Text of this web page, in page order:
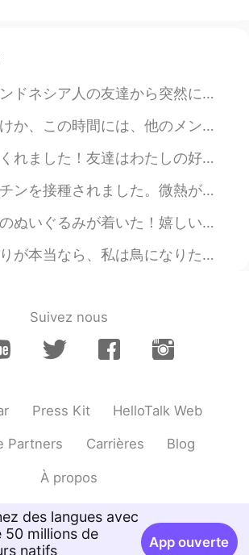
いました！彼は12年間ぐらい私の友達です。あの頃は、私たちはめっちゃ貧乏の大学生でした！笑笑 彼は12年間くらい私の友達です。私は彼を英語で...
変な男の人たちが現れってるそうです。特に、日本人の女の人のモメントで、変な日本人じゃない男の人の変なコメントが見える。彼らは投稿は言語学習...
に知ってます！😹⭐️ 嬉しかった！ 皆さん、メリークリ！🎄みんなは嬉しかったクリスマスがあったといい！🤗 〜 明日はクリスマスでも、仕事し...
まり良くなかったです。ヘレナちゃんは私の足で寝ました。いつもより私のそばでいたかったがてました。私は仕事できないと思ったほど気分が悪かった...
レポートを書きながら、「Avatar: The Last Airbender」をまた見てました。知ってますか？これは一番好きなアメリカのカートゥ...
鳥のように旅行したいから。でも、たぶん、鳥には、人間に違って、旅行はあまり楽しくない。💁🏻‍♀️🦅 この写真はイギリスの「Bath」と言う街...
Suivez nous
Press Kit HelloTalk Web
Partners Carrières Blog
À propos
des langues avec
50 millions de
natifs
App ouverte